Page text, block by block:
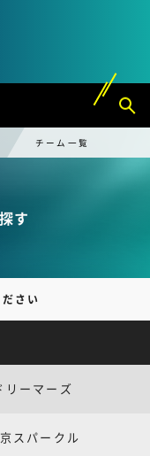
チーム一覧
す
さい
リーマーズ
スパークル